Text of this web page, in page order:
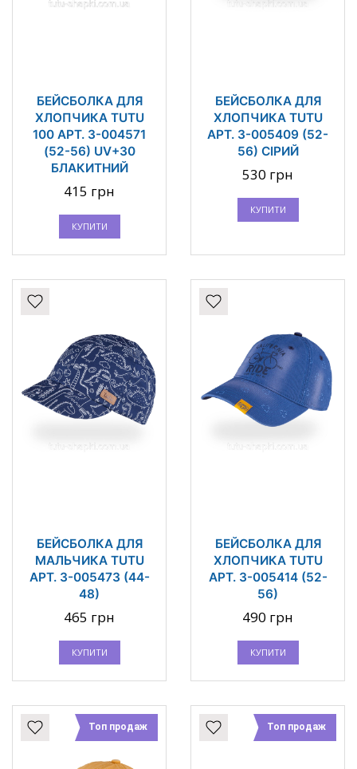
БЕЙСБОЛКА ДЛЯ
ХЛОПЧИКА TUTU
100 АРТ. 3-004571
(52-56) UV+30
БЛАКИТНИЙ
415 грн
КУПИТИ
БЕЙСБОЛКА ДЛЯ
ХЛОПЧИКА TUTU
АРТ. 3-005409 (52-
56) СІРИЙ
530 грн
КУПИТИ
БЕЙСБОЛКА ДЛЯ
МАЛЬЧИКА TUTU
АРТ. 3-005473 (44-
48)
465 грн
КУПИТИ
БЕЙСБОЛКА ДЛЯ
ХЛОПЧИКА TUTU
АРТ. 3-005414 (52-
56)
490 грн
КУПИТИ
Топ продаж Топ продаж